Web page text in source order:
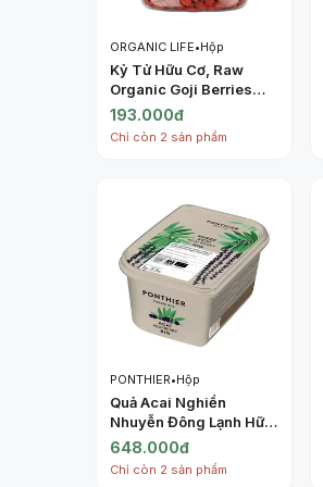
ORGANIC LIFE•Hộp
Kỷ Tử Hữu Cơ, Raw
Organic Goji Berries
(180g) - ORGANIC LIFE
193.000đ
Chỉ còn 2 sản phẩm
PONTHIER•Hộp
Quả Acai Nghiền
Nhuyễn Đông Lạnh Hữu
Cơ, Purée Acai Bio,
Frozen Acai Berry, 2.2
lbs (1kg) - PONTHIER
648.000đ
Chỉ còn 2 sản phẩm